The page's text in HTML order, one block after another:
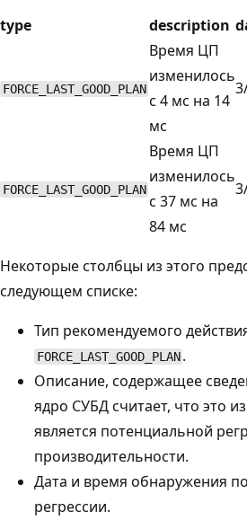
type
description
FORCE_LAST_GOOD_PLAN
Время ЦП
изменилось
с 4 мс на 14
мс
FORCE_LAST_GOOD_PLAN
Время ЦП
изменилось
с 37 мс на
84 мс
Некоторые столбцы из этого
следующем списке:
Тип рекомендуемого
FORCE_LAST_GOOD_PLAN .
Описание, содержащее
ядро СУБД считает, что это
является потенциальной
производительности.
Дата и время обнаружения
регрессии.